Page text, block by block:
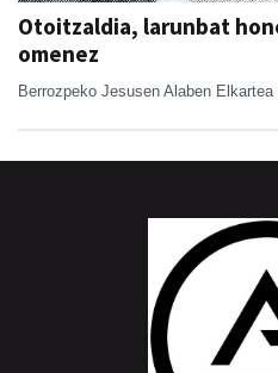
Otoitzaldia, larunbat
omenez
Berrozpeko Jesusen Alaben Elkartea